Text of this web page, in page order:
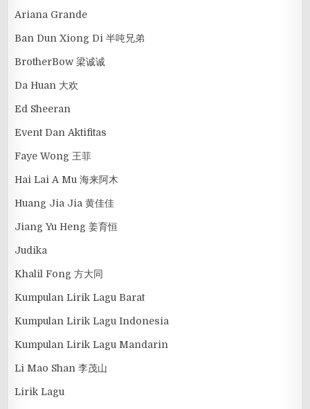
Ariana Grande
Ban Dun Xiong Di 半吨兄弟
BrotherBow 梁诚诚
Da Huan 大欢
Ed Sheeran
Event Dan Aktifitas
Faye Wong 王菲
Hai Lai A Mu 海来阿木
Huang Jia Jia 黄佳佳
Jiang Yu Heng 姜育恒
Judika
Khalil Fong 方大同
Kumpulan Lirik Lagu Barat
Kumpulan Lirik Lagu Indonesia
Kumpulan Lirik Lagu Mandarin
Li Mao Shan 李茂山
Lirik Lagu